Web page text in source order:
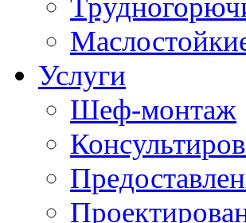
Услуги
Шеф-монтаж